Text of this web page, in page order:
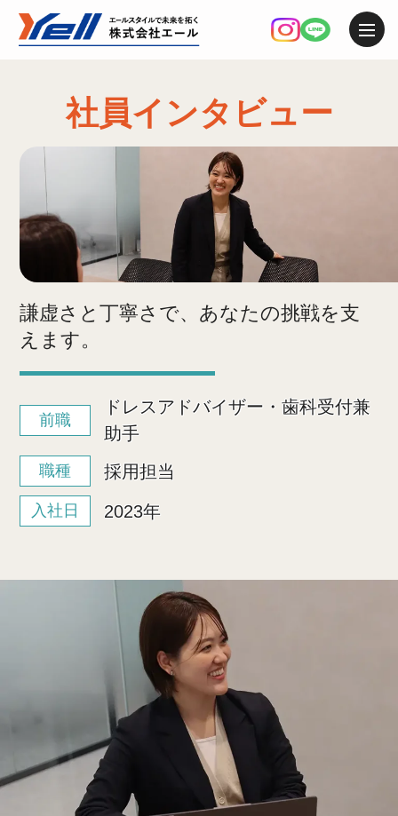
社員インタビュー
謙虚さと丁寧さで、あなたの挑戦を支
えます。
前職
ドレスアドバイザー・歯科受付兼
助手
職種 採用担当
入社日 2023年